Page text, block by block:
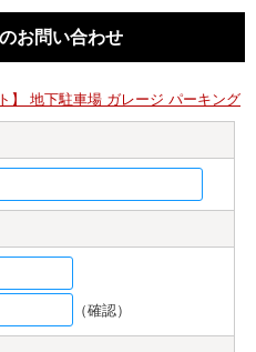
お問い合わせ
】 地下駐車場 ガレージ パーキング
（確認）